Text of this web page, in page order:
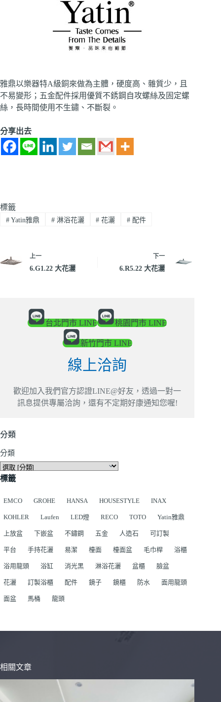
雅鼎以樂器特A級銅來做為主體，硬度高、雜質少，且
不易變形；五金配件採用優質不銹鋼自攻螺絲及固定螺
絲，長時間使用不生鏽、不斷裂。
分享出去
標籤
#Yatin雅鼎 #淋浴花灑 # 花灑 # 配件
上一
6.G1.22 大花灑
下一
6.R5.22 大花灑
台北門市 LINE 桃園門市 LINE
新竹門市 LINE
線上洽詢
歡迎加入我們官方認證LINE@好友，透過一對一
訊息提供專屬洽詢，還有不定期好康通知您喔!
分類
分類
標籤
EMCO GROHE HANSA HOUSESTYLE INAX
KOHLER Laufen LED燈 RECO TOTO Yatin雅鼎
上放盆 下嵌盆 不鏽鋼 五金 人造石 可訂製
平台 手持花灑 易潔 檯面 檯面盆 毛巾桿 浴櫃
浴用龍頭 浴缸 消光黑 淋浴花灑 盆櫃 臉盆
花灑 訂製浴櫃 配件 鏡子 鏡櫃 防水 面用龍頭
面盆 馬桶 龍頭
相關文章